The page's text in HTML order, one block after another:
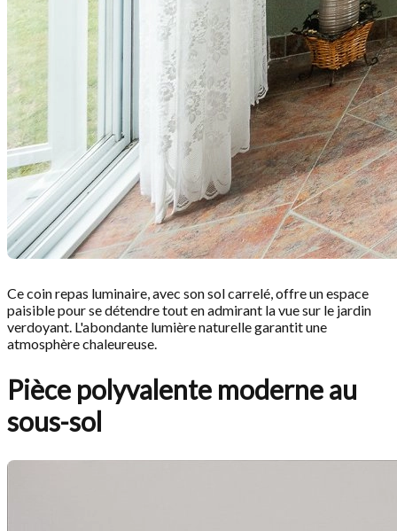
Ce coin repas luminaire, avec son sol carrelé, offre un espace
paisible pour se détendre tout en admirant la vue sur le jardin
verdoyant. L'abondante lumière naturelle garantit une
atmosphère chaleureuse.
Pièce polyvalente moderne au
sous-sol